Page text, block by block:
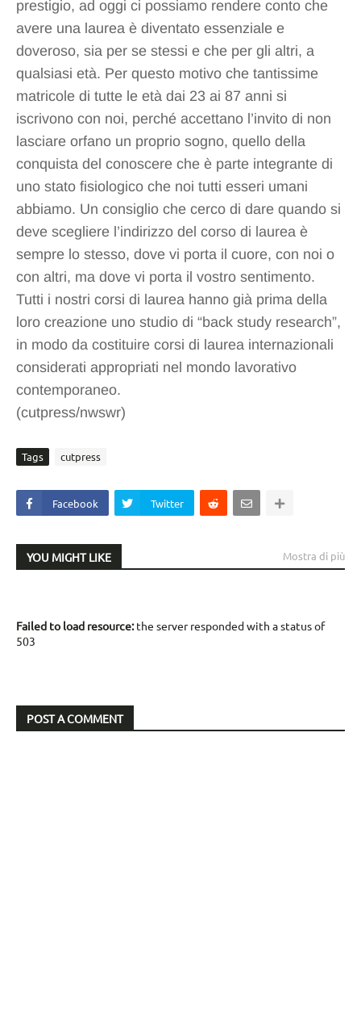
prestigio, ad oggi ci possiamo rendere conto che
avere una laurea è diventato essenziale e
doveroso, sia per se stessi e che per gli altri, a
qualsiasi età. Per questo motivo che tantissime
matricole di tutte le età dai 23 ai 87 anni si
iscrivono con noi, perché accettano l’invito di non
lasciare orfano un proprio sogno, quello della
conquista del conoscere che è parte integrante di
uno stato fisiologico che noi tutti esseri umani
abbiamo. Un consiglio che cerco di dare quando si
deve scegliere l’indirizzo del corso di laurea è
sempre lo stesso, dove vi porta il cuore, con noi o
con altri, ma dove vi porta il vostro sentimento.
Tutti i nostri corsi di laurea hanno già prima della
loro creazione uno studio di “back study research”,
in modo da costituire corsi di laurea internazionali
considerati appropriati nel mondo lavorativo
contemporaneo.
(cutpress/nwswr)
Tags cutpress
Facebook Twitter
YOU MIGHT LIKE Mostra di più
Failed to load resource:the server responded with a status of
503
POST A COMMENT